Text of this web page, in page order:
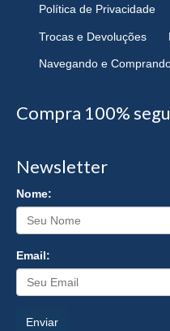
Política de Privacidade
Trocas e Devoluções
Navegando e
Compra 100%
Newsletter
Nome:
Email:
Enviar